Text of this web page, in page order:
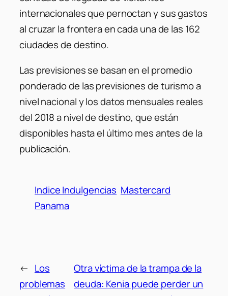
internacionales que pernoctan y sus gastos
al cruzar la frontera en cada una de las 162
ciudades de destino.
Las previsiones se basan en el promedio
ponderado de las previsiones de turismo a
nivel nacional y los datos mensuales reales
del 2018 a nivel de destino, que están
disponibles hasta el último mes antes de la
publicación.
Indice Indulgencias Mastercard
Panama
← Los
problemas
Otra víctima de la trampa de la
deuda: Kenia puede perder un